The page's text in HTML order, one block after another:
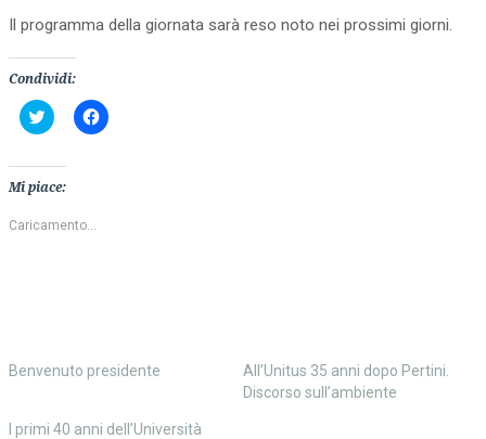
Il programma della giornata sarà reso noto nei prossimi giorni.
Condividi:
Fai
clic
condividere
su
Twitter
apre
Fai
clic
Mi piace:
Caricamento...
Benvenuto presidente
All’Unitus 35 anni dopo Pertini.
Discorso sull’ambiente
I primi 40 anni dell’Università